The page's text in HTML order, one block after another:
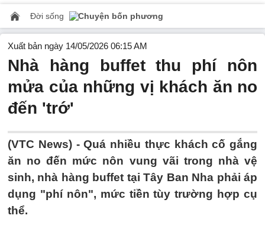
Đời sống Chuyện bốn phương
Xuất bản ngày 14/05/2026 06:15 AM
Nhà hàng buffet thu phí nôn
mửa của những vị khách ăn no
đến 'trớ'
(VTC News) -Quá nhiều thực khách cố gắng
ăn no đến mức nôn vung vãi trong nhà vệ
sinh, nhà hàng buffet tại Tây Ban Nha phải áp
dụng "phí nôn", mức tiền tùy trường hợp cụ
thể.